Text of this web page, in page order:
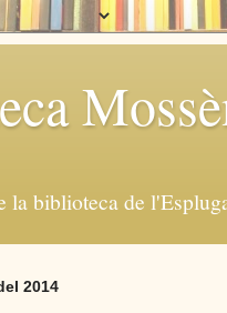
la biblioteca de
2014